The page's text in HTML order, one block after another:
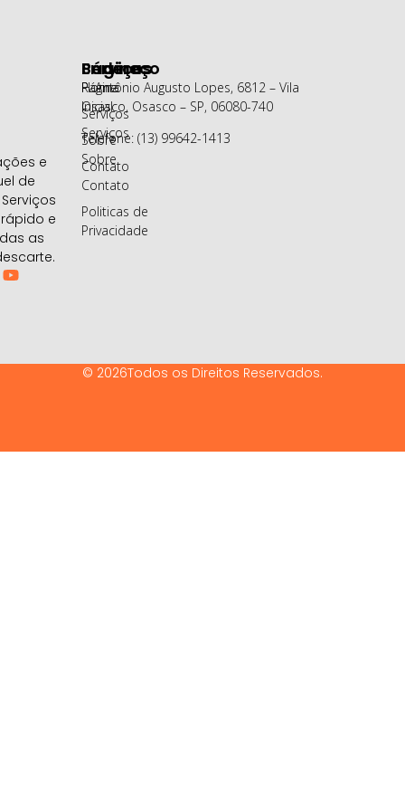
e
de
e
as
Páginas
Página
Inicial
Serviços
Sobre
Contato
Politicas de
Privacidade
Serviços
Home
Serviços
Sobre
Contato
Endereço
R. Antônio Augusto Lopes, 6812 – Vila
Osasco, Osasco – SP, 06080-740
Telefone: (13) 99642-1413
© 2026Todos os Direitos Reservados.